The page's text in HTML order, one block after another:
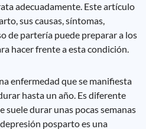
adecuadamente. Este artículo
sus causas, síntomas,
de partería puede preparar a los
hacer frente a esta condición.
enfermedad que se manifiesta
hasta un año. Es diferente
suele durar unas pocas semanas
posparto es una